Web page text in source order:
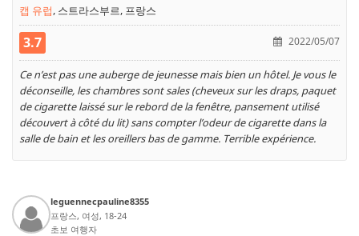
캡 유럽, 스트라스부르, 프랑스
3.7 2022/05/07
Ce n’est pas une auberge de jeunesse mais bien un hôtel. Je vous le
déconseille, les chambres sont sales (cheveux sur les draps, paquet
de cigarette laissé sur le rebord de la fenêtre, pansement utilisé
découvert à côté du lit) sans compter l’odeur de cigarette dans la
salle de bain et les oreillers bas de gamme. Terrible expérience.
leguennecpauline8355
프랑스, 여성, 18-24
초보 여행자